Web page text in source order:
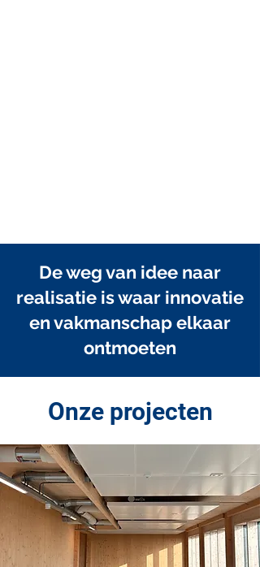
De weg van idee naar
realisatie is waar innovatie
en vakmanschap elkaar
ontmoeten
Onze projecten